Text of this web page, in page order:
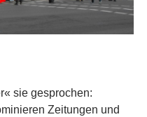
sie gesprochen:
Zeitungen und